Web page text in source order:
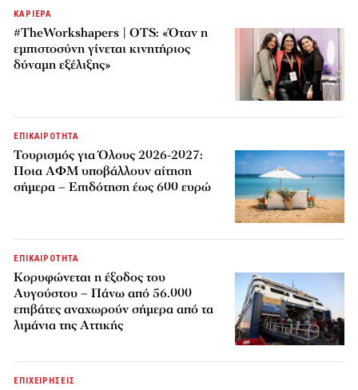
ΚΑΡΙΕΡΑ
#TheWorkshapers | OTS: «Όταν η
εμπιστοσύνη γίνεται κινητήριος
δύναμη εξέλιξης»
ΕΠΙΚΑΙΡΟΤΗΤΑ
Τουρισμός για Όλους 2026-2027:
Ποια ΑΦΜ υποβάλλουν αίτηση
σήμερα – Επιδότηση έως 600 ευρώ
ΕΠΙΚΑΙΡΟΤΗΤΑ
Κορυφώνεται η έξοδος του
Αυγούστου – Πάνω από 56.000
επιβάτες αναχωρούν σήμερα από τα
λιμάνια της Αττικής
ΕΠΙΧΕΙΡΗΣΕΙΣ